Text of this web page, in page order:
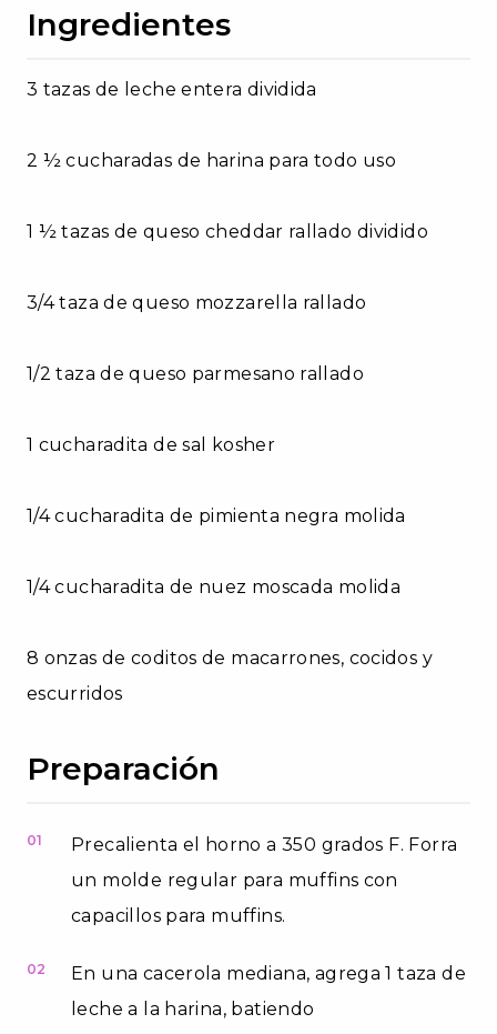
Ingredientes
3 tazas de leche entera dividida
2 ½ cucharadas de harina para todo uso
1 ½ tazas de queso cheddar rallado dividido
3/4 taza de queso mozzarella rallado
1/2 taza de queso parmesano rallado
1 cucharadita de sal kosher
1/4 cucharadita de pimienta negra molida
1/4 cucharadita de nuez moscada molida
8 onzas de coditos de macarrones, cocidos y
escurridos
Preparación
01
Precalienta el horno a 350 grados F. Forra
un molde regular para muffins con
capacillos para muffins.
02
En una cacerola mediana, agrega 1 taza de
leche a la harina, batiendo